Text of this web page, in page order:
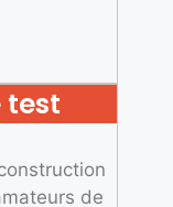
test
de